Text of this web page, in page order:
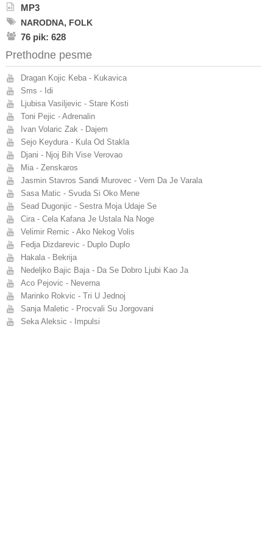
MP3
NARODNA, FOLK
76 pik: 628
Prethodne pesme
Dragan Kojic Keba - Kukavica
Sms - Idi
Ljubisa Vasiljevic - Stare Kosti
Toni Pejic - Adrenalin
Ivan Volaric Zak - Dajem
Sejo Keydura - Kula Od Stakla
Djani - Njoj Bih Vise Verovao
Mia - Zenskaros
Jasmin Stavros Sandi Murovec - Vem Da Je Varala
Sasa Matic - Svuda Si Oko Mene
Sead Dugonjic - Sestra Moja Udaje Se
Cira - Cela Kafana Je Ustala Na Noge
Velimir Remic - Ako Nekog Volis
Fedja Dizdarevic - Duplo Duplo
Hakala - Bekrija
Nedeljko Bajic Baja - Da Se Dobro Ljubi Kao Ja
Aco Pejovic - Neverna
Marinko Rokvic - Tri U Jednoj
Sanja Maletic - Procvali Su Jorgovani
Seka Aleksic - Impulsi